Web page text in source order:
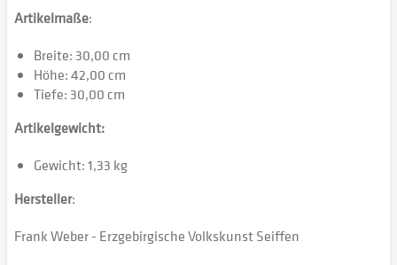
Artikelmaße:
Breite: 30,00 cm
Höhe: 42,00 cm
Tiefe: 30,00 cm
Artikelgewicht:
Gewicht: 1,33 kg
Hersteller:
Frank Weber - Erzgebirgische Volkskunst Seiffen